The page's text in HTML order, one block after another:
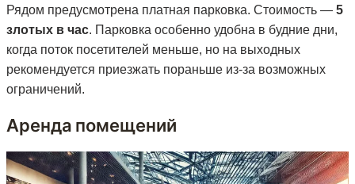
Рядом предусмотрена платная парковка. Стоимость — 5
злотых в час. Парковка особенно удобна в будние дни,
когда поток посетителей меньше, но на выходных
рекомендуется приезжать пораньше из-за возможных
ограничений.
Аренда помещений